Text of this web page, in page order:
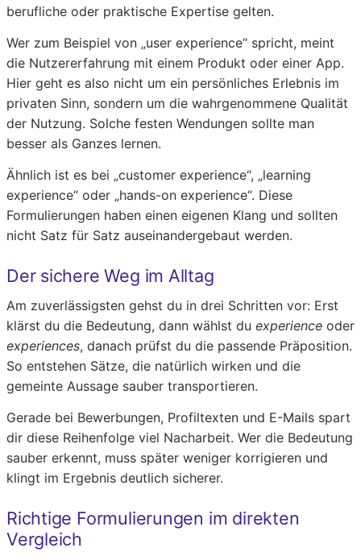
berufliche oder praktische Expertise gelten.
Wer zum Beispiel von „user experience“ spricht, meint
die Nutzererfahrung mit einem Produkt oder einer App.
Hier geht es also nicht um ein persönliches Erlebnis im
privaten Sinn, sondern um die wahrgenommene Qualität
der Nutzung. Solche festen Wendungen sollte man
besser als Ganzes lernen.
Ähnlich ist es bei „customer experience“, „learning
experience“ oder „hands-on experience“. Diese
Formulierungen haben einen eigenen Klang und sollten
nicht Satz für Satz auseinandergebaut werden.
Der sichere Weg im Alltag
Am zuverlässigsten gehst du in drei Schritten vor: Erst
klärst du die Bedeutung, dann wählst du experience oder
experiences, danach prüfst du die passende Präposition.
So entstehen Sätze, die natürlich wirken und die
gemeinte Aussage sauber transportieren.
Gerade bei Bewerbungen, Profiltexten und E-Mails spart
dir diese Reihenfolge viel Nacharbeit. Wer die Bedeutung
sauber erkennt, muss später weniger korrigieren und
klingt im Ergebnis deutlich sicherer.
Richtige Formulierungen im direkten
Vergleich